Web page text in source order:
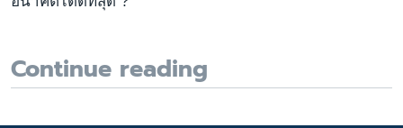
Continue reading